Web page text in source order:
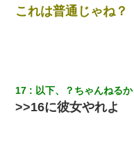
これは普通じゃね？
17 以下、？ちゃんねる
>>16に彼女やれよ